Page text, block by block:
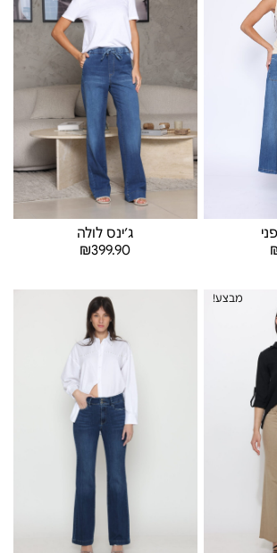
ג׳ינס לולה
₪399.90
מבצע!